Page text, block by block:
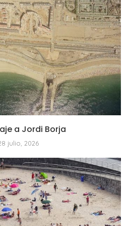
a Jordi Borja
julio, 2026